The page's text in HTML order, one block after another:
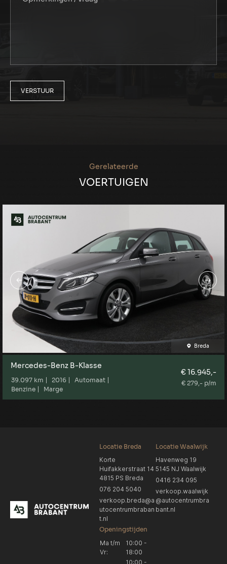
VERSTUUR
Gerelateerde
VOERTUIGEN
Breda
Mercedes-Benz B-Klasse
39.097 km 2016
Automaat
Benzine
Marge
€ 16.945,-
€ 279,- p/m
Locatie Breda
Korte
Huifakkerstraat 14
4815 PS Breda
076 204 5040
verkoop.breda@a
utocentrumbraban
t.nl
Locatie Waalwijk
Havenweg 19
5145 NJ Waalwijk
0416 234 095
verkoop.waalwijk
@autocentrumbra
bant.nl
Openingstijden
Ma t/m
Vr:
10:00 -
18:00
10:00 -